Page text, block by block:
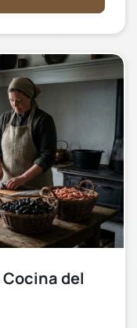
del